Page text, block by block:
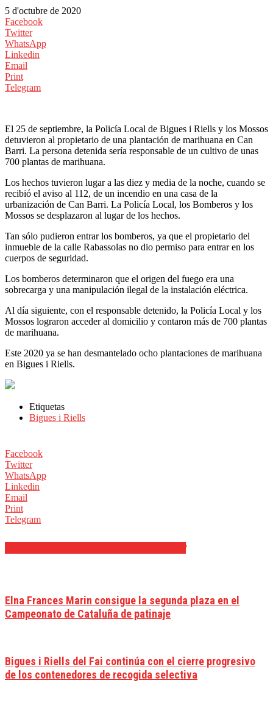
5 d'octubre de 2020
Facebook
Twitter
WhatsApp
Linkedin
Email
Print
Telegram
El 25 de septiembre, la Policía Local de Bigues i Riells y los Mossos
detuvieron al propietario de una plantación de marihuana en Can
Barri. La persona detenida sería responsable de un cultivo de unas
700 plantas de marihuana.
Los hechos tuvieron lugar a las diez y media de la noche, cuando se
recibió el aviso al 112, de un incendio en una casa de la
urbanización de Can Barri. La Policía Local, los Bomberos y los
Mossos se desplazaron al lugar de los hechos.
Tan sólo pudieron entrar los bomberos, ya que el propietario del
inmueble de la calle Rabassolas no dio permiso para entrar en los
cuerpos de seguridad.
Los bomberos determinaron que el origen del fuego era una
sobrecarga y una manipulación ilegal de la instalación eléctrica.
Al día siguiente, con el responsable detenido, la Policía Local y los
Mossos lograron acceder al domicilio y contaron más de 700 plantas
de marihuana.
Este 2020 ya se han desmantelado ocho plantaciones de marihuana
en Bigues i Riells.
Etiquetas
Bigues i Riells
Facebook
Twitter
WhatsApp
Linkedin
Email
Print
Telegram
Elna Frances Marin consigue la segunda plaza en el
Campeonato de Cataluña de patinaje
Bigues i Riells del Fai continúa con el cierre progresivo
de los contenedores de recogida selectiva